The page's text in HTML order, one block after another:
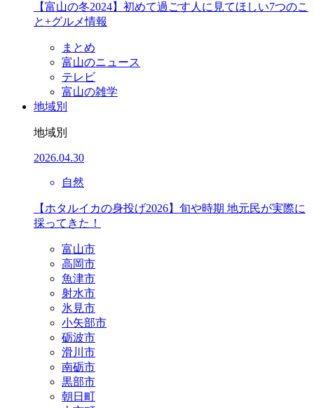
【富山の冬2024】初めて過ごす人に見てほしい7つのこ
と+グルメ情報
まとめ
富山のニュース
テレビ
富山の雑学
地域別
地域別
2026.04.30
自然
【ホタルイカの身投げ2026】旬や時期 地元民が実際に
採ってきた！
富山市
高岡市
魚津市
射水市
氷見市
小矢部市
砺波市
滑川市
南砺市
黒部市
朝日町